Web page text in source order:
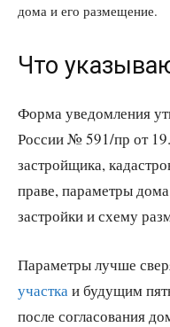
дома и его размещение.
Что
Форма уведомления
России № 591/пр от
застройщика,
праве, параметры
застройки и схему
Параметры лучше
участка и будущим
после согласования